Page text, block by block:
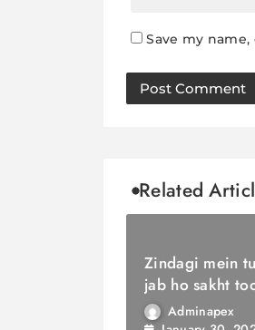
Save my
Related
Zindagi mein
jab ho sakht
Lyrics / ज़िंदगी में
Adminapex